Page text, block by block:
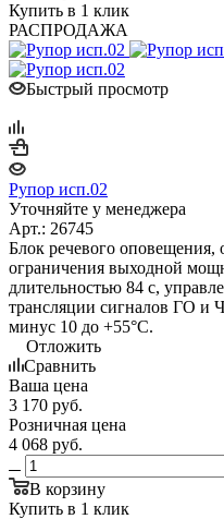
Купить в 1 клик
РАСПРОДАЖА
Быстрый просмотр
Рупор исп.02
Уточняйте у менеджера
Арт.: 26745
Блок речевого оповещения,
ограничения выходной
длительностью 84 с,
трансляции сигналов ГО и
минус 10 до +55°С.
Отложить
Сравнить
Ваша цена
3 170 руб.
Розничная цена
4 068 руб.
В корзину
Купить в 1 клик